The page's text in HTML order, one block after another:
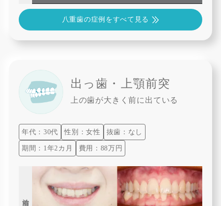
八重歯の症例をすべて見る
出っ歯・上顎前突
上の歯が大きく前に出ている
年代：30代 性別：女性 抜歯：なし
期間：1年2カ月 費用：88万円